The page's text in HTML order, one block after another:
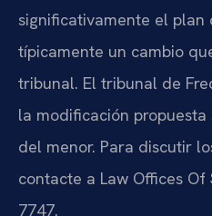
significativamente el plan
típicamente un cambio
tribunal. El tribunal de
la modificación
del menor. Para discutir
contacte a Law Offices Of
7747.